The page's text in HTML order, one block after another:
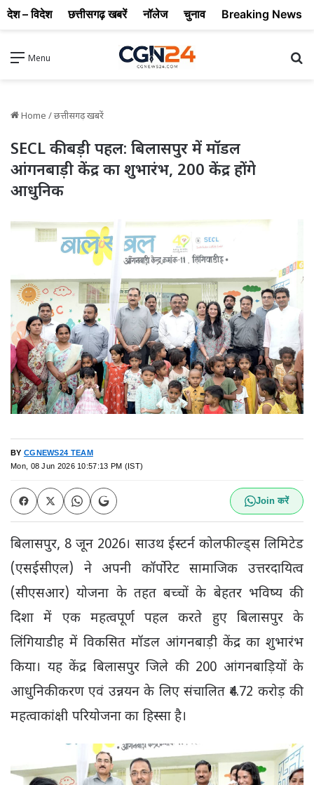
Menu
Home /छत्तीसगढ़ खबरें
SECL की बड़ी पहल: बिलासपुर में मॉडल
आंगनबाड़ी केंद्र का शुभारंभ, 200 केंद्र होंगे
आधुनिक
BY CGNEWS24 TEAM
Mon, 08 Jun 2026 10:57:13 PM (IST)
Join करें
बिलासपुर, 8 जून 2026। साउथ ईस्टर्न कोलफील्ड्स लिमिटेड
(एसईसीएल) ने अपनी कॉर्पोरेट सामाजिक उत्तरदायित्व
(सीएसआर) योजना के तहत बच्चों के बेहतर भविष्य की
दिशा में एक महत्वपूर्ण पहल करते हुए बिलासपुर के
लिंगियाडीह में विकसित मॉडल आंगनबाड़ी केंद्र का शुभारंभ
किया। यह केंद्र बिलासपुर जिले की 200 आंगनबाड़ियों के
आधुनिकीकरण एवं उन्नयन के लिए संचालित ₹4.72 करोड़ की
महत्वाकांक्षी परियोजना का हिस्सा है।
देश – विदेश छत्तीसगढ़ खबरें नॉलेज चुनाव Breaking News